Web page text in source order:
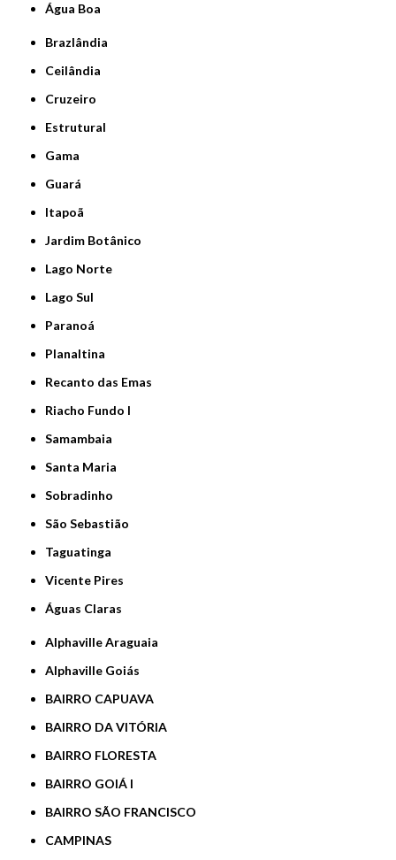
Água Boa
Brazlândia
Ceilândia
Cruzeiro
Estrutural
Gama
Guará
Itapoã
Jardim Botânico
Lago Norte
Lago Sul
Paranoá
Planaltina
Recanto das Emas
Riacho Fundo I
Samambaia
Santa Maria
Sobradinho
São Sebastião
Taguatinga
Vicente Pires
Águas Claras
Alphaville Araguaia
Alphaville Goiás
BAIRRO CAPUAVA
BAIRRO DA VITÓRIA
BAIRRO FLORESTA
BAIRRO GOIÁ I
BAIRRO SÃO FRANCISCO
CAMPINAS